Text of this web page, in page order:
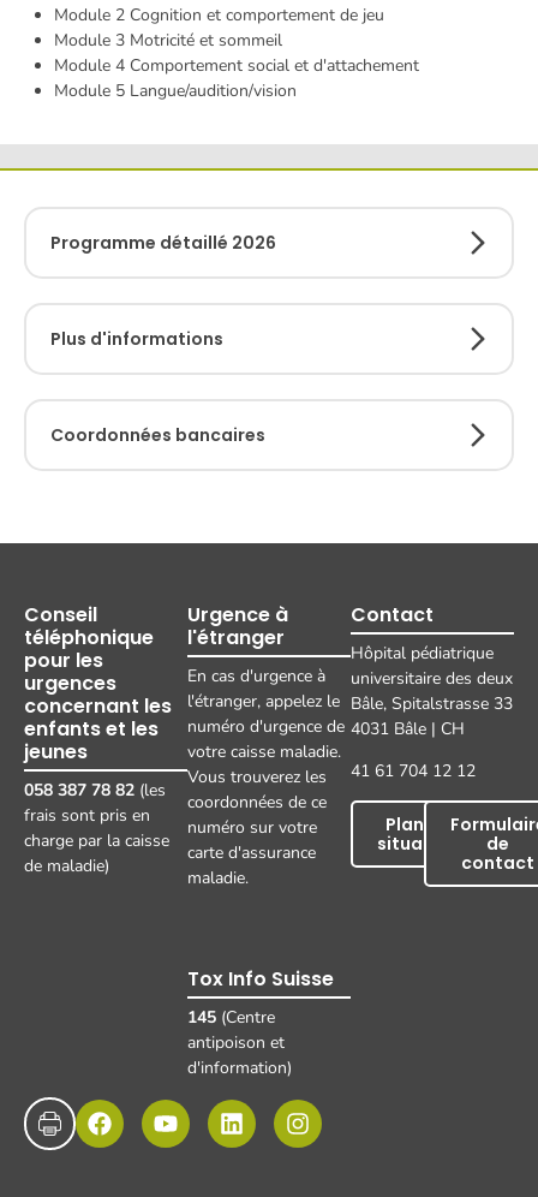
Module 2 Cognition et comportement de jeu
Module 3 Motricité et sommeil
Module 4 Comportement social et d'attachement
Module 5 Langue/audition/vision
Programme détaillé 2026
Plus d'informations
Coordonnées bancaires
Conseil
téléphonique
pour les
urgences
concernant les
enfants et les
jeunes
058 387 78 82 (les
frais sont pris en
charge par la caisse
de maladie)
Urgence à
l'étranger
En cas d'urgence à
l'étranger, appelez le
numéro d'urgence de
votre caisse maladie.
Vous trouverez les
coordonnées de ce
numéro sur votre
carte d'assurance
maladie.
Tox Info Suisse
145 (Centre
antipoison et
d'information)
Contact
Hôpital pédiatrique
universitaire des deux
Bâle, Spitalstrasse 33
4031 Bâle | CH
41 61 704 12 12
Plan de
situation
de
contact